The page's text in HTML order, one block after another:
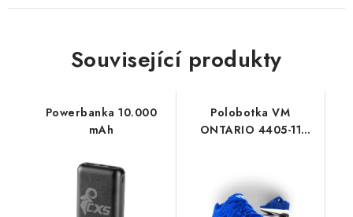
Související produkty
Powerbanka 10.000
mAh
Polobotka VM
ONTARIO 4405-11